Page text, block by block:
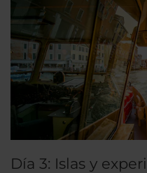
Día 3: Islas y